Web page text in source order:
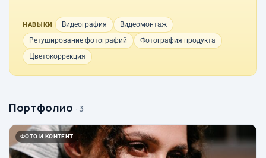
НАВЫКИ Видеография
Видеомонтаж
Ретуширование фотографий
Фотография продукта
Цветокоррекция
Портфолио · 3
ФОТО И КОНТЕНТ